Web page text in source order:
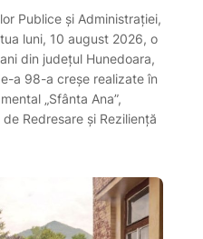
Publice și Administrației,
luni, 10 august 2026, o
din județul Hunedoara,
a 98-a creșe realizate în
„Sfânta Ana”,
Redresare și Reziliență